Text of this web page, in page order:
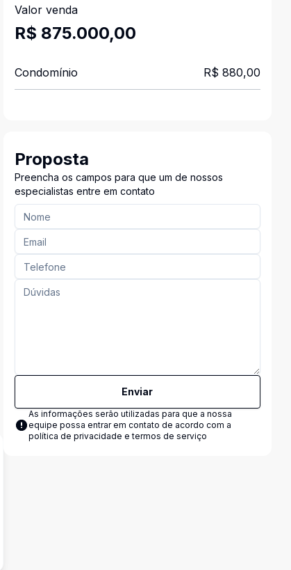
Valor venda
R$ 875.000,00
Condomínio R$ 880,00
Proposta
Preencha os campos para que um de nossos
especialistas entre em contato
Enviar
As informações serão utilizadas para que a nossa
equipe possa entrar em contato de acordo com a
política de privacidade e termos de serviço